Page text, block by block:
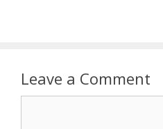
Leave a Comment